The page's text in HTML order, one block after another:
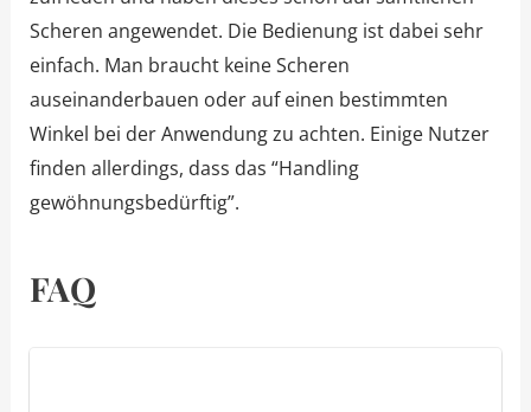
Scheren angewendet. Die Bedienung ist dabei sehr
einfach. Man braucht keine Scheren
auseinanderbauen oder auf einen bestimmten
Winkel bei der Anwendung zu achten. Einige Nutzer
finden allerdings, dass das “Handling
gewöhnungsbedürftig”.
FAQ